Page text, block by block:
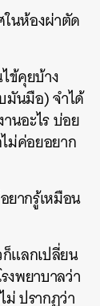
นห้องผ่าตัด
ข้คุยบ้าง
มันมือ) จำได้
นอะไร บ่อย
ม่ค่อยอยาก
ยากรู้เหมือน
แลกเปลี่ยน
งพยาบาลว่า
ม่ ปรากฏว่า